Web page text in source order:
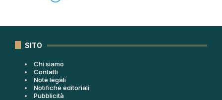
SITO
Chi siamo
Contatti
Note legali
Notifiche editoriali
Pubblicità